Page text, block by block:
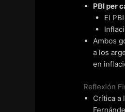
PBI per
El
Ambos
a los
en
Reflexión
Crítica a